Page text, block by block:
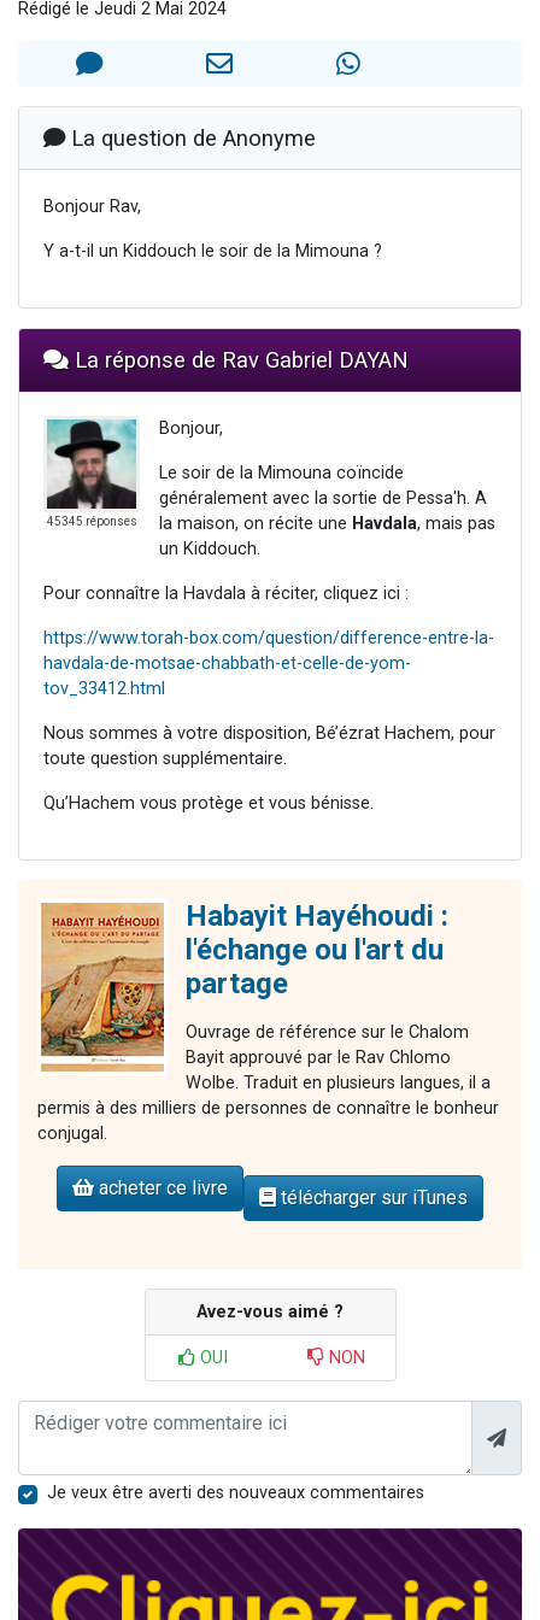
12 nouvelles musiques dans Torah-Box Music
2 personnes viennent de nous rejoindre sur WhatsApp
Rédigé le Jeudi 2 Mai 2024
La question de Anonyme
Bonjour Rav,
Y a-t-il un Kiddouch le soir de la Mimouna ?
La réponse de Rav Gabriel DAYAN
45345 réponses
Bonjour,
Le soir de la Mimouna coïncide
généralement avec la sortie de Pessa'h. A
la maison, on récite une Havdala, mais pas
un Kiddouch.
Pour connaître la Havdala à réciter, cliquez ici :
https://www.torah-box.com/question/difference-entre-la-
havdala-de-motsae-chabbath-et-celle-de-yom-
tov_33412.html
Nous sommes à votre disposition, Bé’ézrat Hachem, pour
toute question supplémentaire.
Qu’Hachem vous protège et vous bénisse.
Habayit Hayéhoudi :
l'échange ou l'art du
partage
Ouvrage de référence sur le Chalom
Bayit approuvé par le Rav Chlomo
Wolbe. Traduit en plusieurs langues, il a
permis à des milliers de personnes de connaître le bonheur
conjugal.
acheter ce livre télécharger sur iTunes
Avez-vous aimé ?
OUI NON
Je veux être averti des nouveaux commentaires